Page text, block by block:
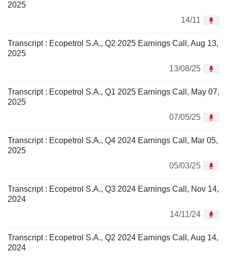
2025
14/11
Transcript : Ecopetrol S.A., Q2 2025 Earnings Call, Aug 13,
2025
13/08/25
Transcript : Ecopetrol S.A., Q1 2025 Earnings Call, May 07,
2025
07/05/25
Transcript : Ecopetrol S.A., Q4 2024 Earnings Call, Mar 05,
2025
05/03/25
Transcript : Ecopetrol S.A., Q3 2024 Earnings Call, Nov 14,
2024
14/11/24
Transcript : Ecopetrol S.A., Q2 2024 Earnings Call, Aug 14,
2024